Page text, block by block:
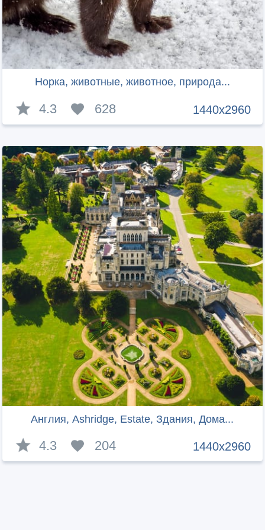
Норка, животные, животное, природа...
1440x2960
4.3 628
Англия, Ashridge, Estate, Здания, Дома...
1440x2960
4.3 204